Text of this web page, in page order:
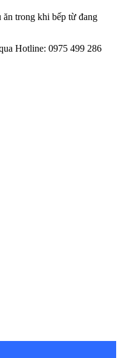
ăn trong khi bếp từ đang
Hotline: 0975 499 286